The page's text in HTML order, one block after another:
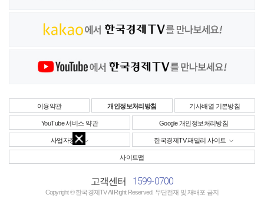
이용약관 개인정보처리방침 기사배열 기본방침
YouTube 서비스 약관 Google 개인정보처리방침
사업자정보 한국경제TV 패밀리 사이트
사이트맵
고객센터 1599-0700
Copyright © 한국경제TV All Right Reserved. 무단전재 및 재배포 금지